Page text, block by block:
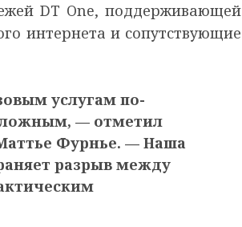
DT One, поддерживающей
интернета и сопутствующие
услугам по-
— отметил
Фурнье. — Наша
разрыв между